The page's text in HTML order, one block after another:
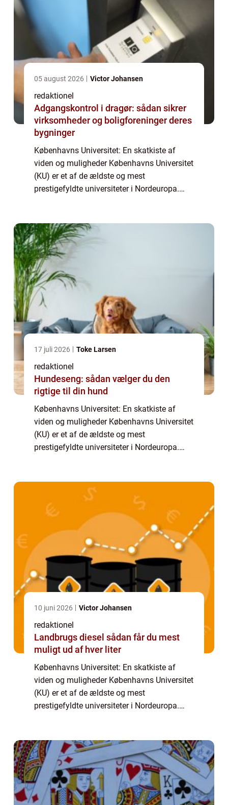
05 august 2026 Victor Johansen
redaktionel
Adgangskontrol i dragør: sådan sikrer
virksomheder og boligforeninger deres
bygninger
Københavns Universitet: En skatkiste af
viden og muligheder Københavns Universitet
(KU) er et af de ældste og mest
prestigefyldte universiteter i Nordeuropa.
og ri...
17 juli 2026 Toke Larsen
redaktionel
Hundeseng: sådan vælger du den
rigtige til din hund
Københavns Universitet: En skatkiste af
viden og muligheder Københavns Universitet
(KU) er et af de ældste og mest
prestigefyldte universiteter i Nordeuropa.
10 juni 2026 Victor Johansen
redaktionel
Landbrugs diesel sådan får du mest
muligt ud af hver liter
Københavns Universitet: En skatkiste af
viden og muligheder Københavns Universitet
(KU) er et af de ældste og mest
prestigefyldte universiteter i Nordeuropa.
og ri...